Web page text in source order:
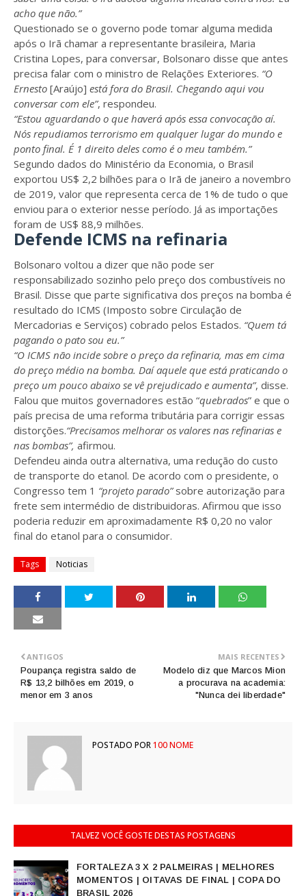
acho que não.”
Questionado se o governo pode tomar alguma medida
após o Irã chamar a representante brasileira, Maria
Cristina Lopes, para conversar, Bolsonaro disse que antes
precisa falar com o ministro de Relações Exteriores. “O
Ernesto [Araújo] está fora do Brasil. Chegando aqui vou
conversar com ele”, respondeu.
“Estou aguardando o que haverá após essa convocação aí.
Nós repudiamos terrorismo em qualquer lugar do mundo e
ponto final. É 1 direito deles como é o meu também.”
Segundo dados do Ministério da Economia, o Brasil
exportou US$ 2,2 bilhões para o Irã de janeiro a novembro
de 2019, valor que representa cerca de 1% de tudo o que
enviou para o exterior nesse período. Já as importações
foram de US$ 88,9 milhões.
Defende ICMS na refinaria
Bolsonaro voltou a dizer que não pode ser
responsabilizado sozinho pelo preço dos combustíveis no
Brasil. Disse que parte significativa dos preços na bomba é
resultado do ICMS (Imposto sobre Circulação de
Mercadorias e Serviços) cobrado pelos Estados. “Quem tá
pagando o pato sou eu.”
“O ICMS não incide sobre o preço da refinaria, mas em cima
do preço médio na bomba. Daí aquele que está praticando o
preço um pouco abaixo se vê prejudicado e aumenta”, disse.
Falou que muitos governadores estão “quebrados” e que o
país precisa de uma reforma tributária para corrigir essas
distorções.“Precisamos melhorar os valores nas refinarias e
nas bombas”, afirmou.
Defendeu ainda outra alternativa, uma redução do custo
de transporte do etanol. De acordo com o presidente, o
Congresso tem 1 “projeto parado”sobre autorização para
frete sem intermédio de distribuidoras. Afirmou que isso
poderia reduzir em aproximadamente R$ 0,20 no valor
final do etanol para o consumidor.
Tags Noticias
MAIS RECENTES
Modelo diz que Marcos Mion
a procurava na academia:
"Nunca dei liberdade"
ANTIGOS
Poupança registra saldo de
R$ 13,2 bilhões em 2019, o
menor em 3 anos
POSTADO POR100 NOME
TALVEZ VOCÊ GOSTE DESTAS POSTAGENS
FORTALEZA 3 X 2 PALMEIRAS | MELHORES
MOMENTOS | OITAVAS DE FINAL | COPA DO
BRASIL 2026